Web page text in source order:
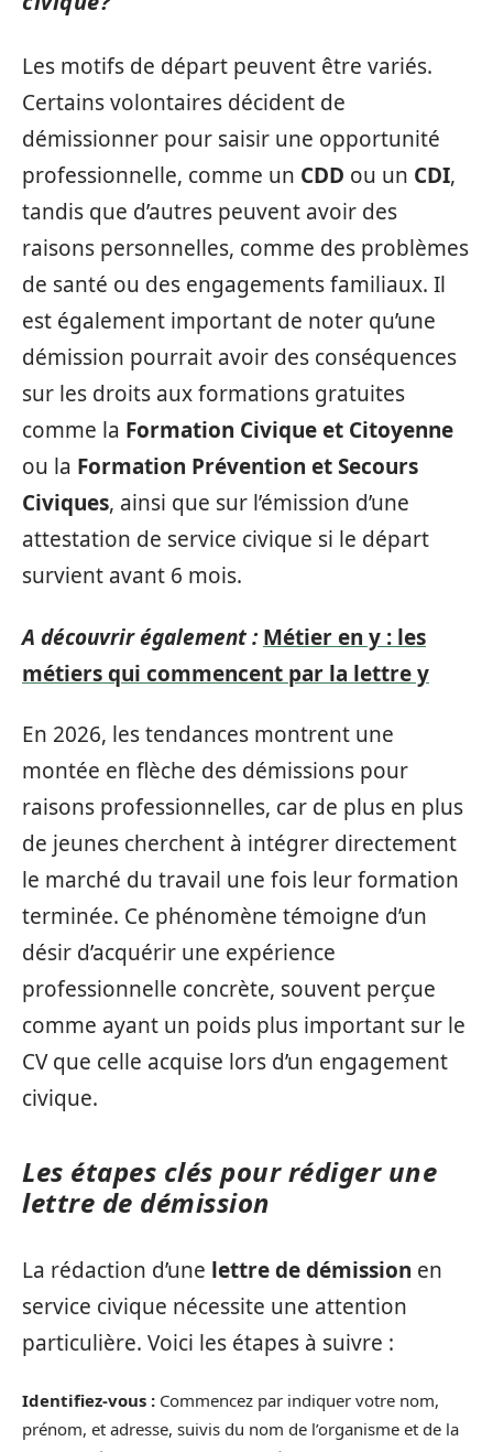
Les motifs de départ peuvent être variés.
Certains volontaires décident de
démissionner pour saisir une opportunité
professionnelle, comme un CDD ou un CDI,
tandis que d’autres peuvent avoir des
raisons personnelles, comme des problèmes
de santé ou des engagements familiaux. Il
est également important de noter qu’une
démission pourrait avoir des conséquences
sur les droits aux formations gratuites
comme la Formation Civique et Citoyenne
ou la Formation Prévention et Secours
Civiques, ainsi que sur l’émission d’une
attestation de service civique si le départ
survient avant 6 mois.
A découvrir également : Métier en y : les
métiers qui commencent par la lettre y
En 2026, les tendances montrent une
montée en flèche des démissions pour
raisons professionnelles, car de plus en plus
de jeunes cherchent à intégrer directement
le marché du travail une fois leur formation
terminée. Ce phénomène témoigne d’un
désir d’acquérir une expérience
professionnelle concrète, souvent perçue
comme ayant un poids plus important sur le
CV que celle acquise lors d’un engagement
civique.
Les étapes clés pour rédiger une
lettre de démission
La rédaction d’une lettre de démission en
service civique nécessite une attention
particulière. Voici les étapes à suivre :
Identifiez-vous : Commencez par indiquer votre nom,
prénom, et adresse, suivis du nom de l’organisme et de la